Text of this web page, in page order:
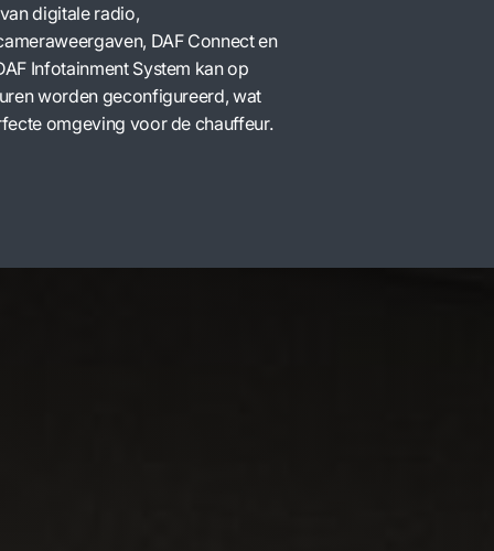
digitale radio,
DAF Connect en
Infotainment System kan op
worden geconfigureerd, wat
omgeving voor de chauffeur.